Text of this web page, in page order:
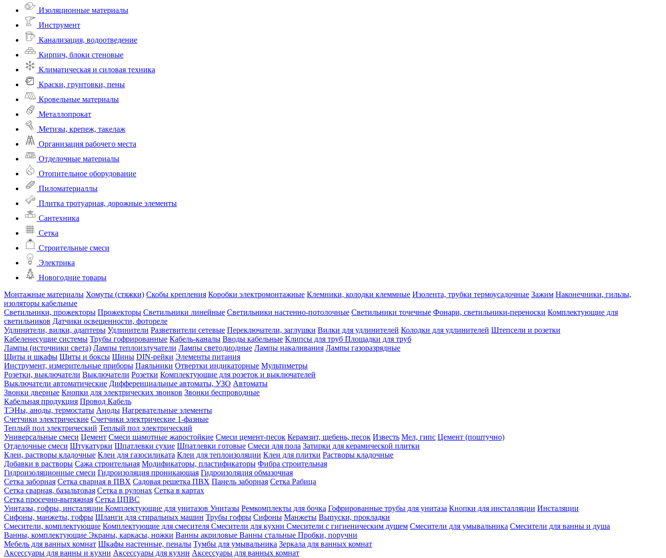
Изоляционные материалы
Инструмент
Канализация, водоотведение
Кирпич, блоки стеновые
Климатическая и силовая техника
Краски, грунтовки, пены
Кровельные материалы
Металлопрокат
Метизы, крепеж, такелаж
Организация рабочего места
Отделочные материалы
Отопительное оборудование
Пиломатериаллы
Плитка тротуарная, дорожные элементы
Сантехника
Сетка
Строительные смеси
Электрика
Новогодние товары
Монтажные материалы Хомуты (стяжки) Скобы крепления Коробки электромонтажные Клемники, колодки клеммные Изолента, трубки термоусадочные Зажим Наконечники, гильзы,
изоляторы кабельные
Светильники, прожекторы Прожекторы Светильники линейные Светильники настенно-потолочные Светильники точечные Фонари, светильники-переноски Комплектующие для
светильников Датчики освещенности, фотореле
Удлинители, вилки, адаптеры Удлинители Разветвители сетевые Переключатели, заглушки Вилки для удлинителей Колодки для удлинителей Штепсели и розетки
Кабеленесущие системы Трубы гофрированные Кабель-каналы Вводы кабельные Клипсы для труб Площадки для труб
Лампы (источники света) Лампы теплоизлучатели Лампы светодиодные Лампы накаливания Лампы газоразрядные
Щиты и шкафы Щиты и боксы Шины DIN-рейки Элементы питания
Инструмент, измерительные приборы Паяльники Отвертки индикаторные Мультиметры
Розетки, выключатели Выключатели Розетки Комплектующие для розеток и выключателей
Выключатели автоматические Дифференциальные автоматы, УЗО Автоматы
Звонки дверные Кнопки для электрических звонков Звонки беспроводные
Кабельная продукция Провод Кабель
ТЭНы, аноды, термостаты Аноды Нагревательные элементы
Счетчики электрические Счетчики электрические 1-фазные
Теплый пол электрический Теплый пол электрический
Универсальные смеси Цемент Смеси шамотные жаростойкие Смеси цемент-песок Керамзит, щебень, песок Известь Мел, гипс Цемент (поштучно)
Отделочные смеси Штукатурки Шпатлевки сухие Шпатлевки готовые Смеси для пола Затирки для керамической плитки
Клеи, растворы кладочные Клеи для газосиликата Клеи для теплоизоляции Клеи для плитки Растворы кладочные
Добавки в растворы Сажа строительная Модификаторы, пластификаторы Фибра строительная
Гидроизоляционные смеси Гидроизоляция проникающая Гидроизоляция обмазочная
Сетка заборная Сетка сварная в ПВХ Садовая решетка ПВХ Панель заборная Сетка Рабица
Сетка сварная, базальтовая Сетка в рулонах Сетка в картах
Сетка просечно-вытяжная Сетка ЦПВС
Унитазы, гофры, инсталяции Комплектующие для унитазов Унитазы Ремкомплекты для бочка Гофрированные трубы для унитаза Кнопки для инсталляции Инсталяции
Сифоны, манжеты, гофры Шланги для стиральных машин Трубы гофры Сифоны Манжеты Выпуски, прокладки
Смесители, комплектующие Комплектующие для смесителя Смесители для кухни Смесители с гигиеническим душем Смесители для умывальника Смесители для ванны и душа
Ванны, комплектующие Экраны, каркасы, ножки Ванны акриловые Ванны стальные Пробки, поручни
Мебель для ванных комнат Шкафы настенные, пеналы Тумбы для умывальника Зеркала для ванных комнат
Аксессуары для ванны и кухни Аксессуары для кухни Аксессуары для ванных комнат